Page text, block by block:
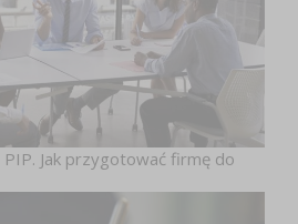
Jak przygotować firmę do